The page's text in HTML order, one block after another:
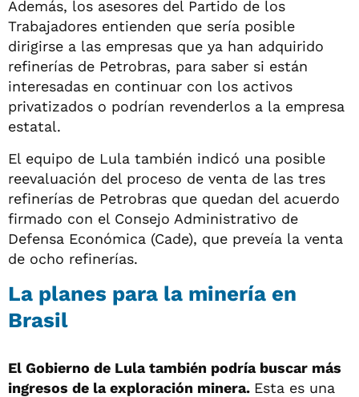
Además, los asesores del Partido de los
Trabajadores entienden que sería posible
dirigirse a las empresas que ya han adquirido
refinerías de Petrobras, para saber si están
interesadas en continuar con los activos
privatizados o podrían revenderlos a la empresa
estatal.
El equipo de Lula también indicó una posible
reevaluación del proceso de venta de las tres
refinerías de Petrobras que quedan del acuerdo
firmado con el Consejo Administrativo de
Defensa Económica (Cade), que preveía la venta
de ocho refinerías.
La planes para la minería en
Brasil
El Gobierno de Lula también podría buscar más
ingresos de la exploración minera. Esta es una